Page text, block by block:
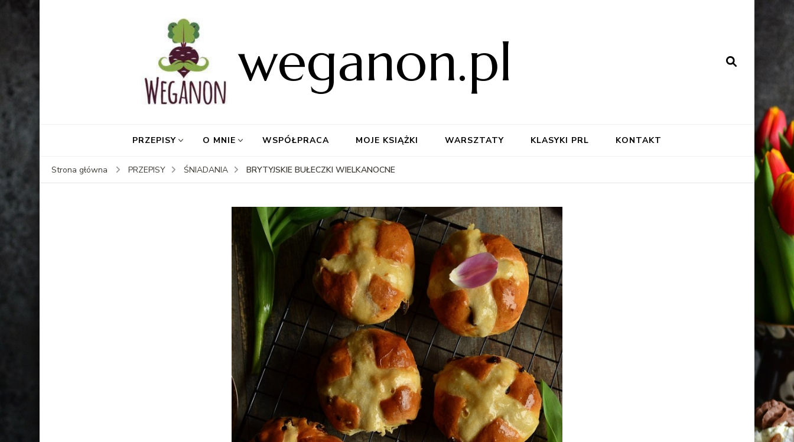
weganon.pl
PRZEPISY O MNIE WSPÓŁPRACA MOJE KSIĄŻKI WARSZTATY KLASYKI PRL KONTAKT
Strona główna PRZEPISY ŚNIADANIA BRYTYJSKIE BUŁECZKI WIELKANOCNE